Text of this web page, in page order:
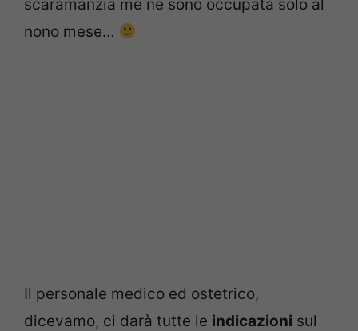
scaramanzia me ne sono occupata solo al
nono mese…
Il personale medico ed ostetrico,
dicevamo, ci darà tutte le indicazioni sul